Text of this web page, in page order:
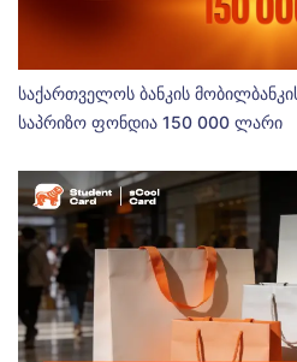
საქართველოს ბანკის
საპრიზო ფონდია 150 000 ლარი